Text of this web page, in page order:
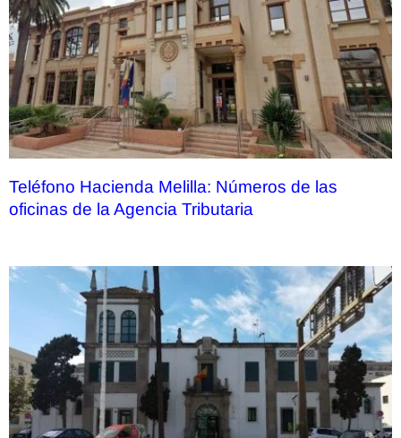
Teléfono Hacienda Melilla: Números de las
oficinas de la Agencia Tributaria